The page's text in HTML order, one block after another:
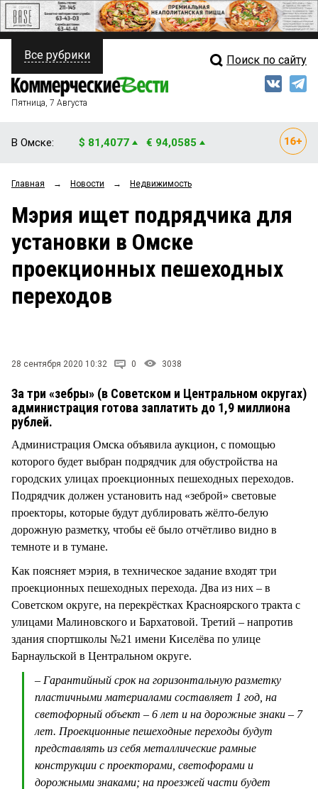
ПОЛИТИКА
ФИНАНСЫ
ОБЩЕСТВО
ЗАКОН
Свежий выпуск
Мнения
Рейтинги
Блоги
Архив
Все рубрики Поиск по сайту
Пятница, 7 Августа
В Омске: $ 81,4077 € 94,0585
Главная → Новости → Недвижимость
Мэрия ищет подрядчика для
установки в Омске
проекционных пешеходных
переходов
28 сентября 2020 10:32 0 3038
За три «зебры» (в Советском и Центральном округах)
администрация готова заплатить до 1,9 миллиона
рублей.
Администрация Омска объявила аукцион, с помощью
которого будет выбран подрядчик для обустройства на
городских улицах проекционных пешеходных переходов.
Подрядчик должен установить над «зеброй» световые
проекторы, которые будут дублировать жёлто-белую
дорожную разметку, чтобы её было отчётливо видно в
темноте и в тумане.
Как поясняет мэрия, в техническое задание входят три
проекционных пешеходных перехода. Два из них – в
Советском округе, на перекрёстках Красноярского тракта с
улицами Малиновского и Бархатовой. Третий – напротив
здания спортшколы №21 имени Киселёва по улице
Барнаульской в Центральном округе.
– Гарантийный срок на горизонтальную разметку
пластичными материалами составляет 1 год, на
светофорный объект – 6 лет и на дорожные знаки – 7
лет. Проекционные пешеходные переходы будут
представлять из себя металлические рамные
конструкции с проекторами, светофорами и
дорожными знаками; на проезжей части будет